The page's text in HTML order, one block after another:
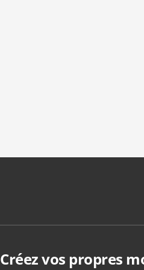
Créez vos propres